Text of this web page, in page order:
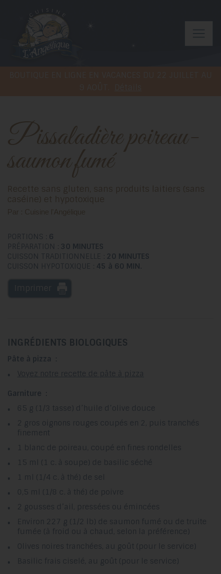
Pissaladière poireau-
saumon fumé
Recette sans gluten, sans produits laitiers (sans
caséine) et hypotoxique
Par : Cuisine l'Angélique
PORTIONS : 6
PRÉPARATION : 30 MINUTES
CUISSON TRADITIONNELLE : 20 MINUTES
CUISSON HYPOTOXIQUE : 45 à 60 MIN.
INGRÉDIENTS BIOLOGIQUES
Pâte à pizza :
Voyez notre recette de pâte à pizza
Garniture :
65 g (1/3 tasse) d’huile d’olive douce
2 gros oignons rouges coupés en 2, puis tranchés
finement
1 blanc de poireau, coupé en fines rondelles
15 ml (1 c. à soupe) de basilic séché
1 ml (1/4 c. à thé) de sel
0,5 ml (1/8 c. à thé) de poivre
2 gousses d’ail, pressées ou émincées
Environ 227 g (1/2 lb) de saumon fumé ou de truite
fumée (à froid ou à chaud, selon la préférence)
Olives noires tranchées, au goût (pour le service)
Basilic frais ciselé, au goût (pour le service)